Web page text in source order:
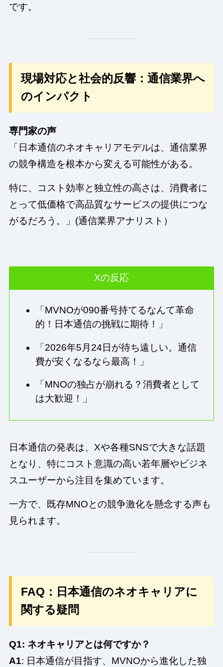
です。
現場対応と社会的反響：通信業界へ
のインパクト
専門家の声
「日本通信のネオキャリアモデルは、通信業界
の競争構造を根本から変える可能性がある。
特に、コスト効率と独立性の高さは、消費者に
とって低価格で高品質なサービスの提供につな
がるだろう。」(通信業界アナリスト）
Xの反応
「MVNOが090番号持てるなんて革命
的！日本通信の挑戦に期待！」
「2026年5月24日が待ち遠しい。通信
費が安くなるなら最高！」
「MNOの独占が崩れる？消費者として
は大歓迎！」
日本通信の発表は、Xや各種SNSで大きな話題
となり、特にコスト意識の高い若年層やビジネ
スユーザーから注目を集めています。
一方で、既存MNOとの競争激化を懸念する声も
見られます。
FAQ：日本通信のネオキャリアに
関する疑問
Q1: ネオキャリアとは何ですか？
A1: 日本通信が目指す、MVNOから進化した独